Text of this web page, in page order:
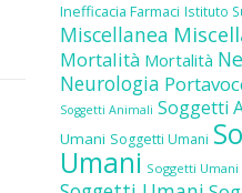
Inefficacia Farmaci Istituto
Miscellanea
Mortalità Mortalità
Neurologia
Soggetti Animali Soggetti
Umani Soggetti Umani
Umani Soggetti Umani